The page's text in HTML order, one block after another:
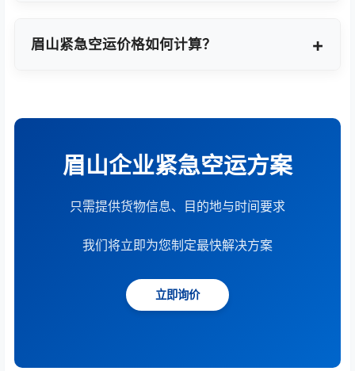
眉山紧急空运价格如何计算？
眉山企业紧急空运方案
只需提供货物信息、目的地与时间要求
我们将立即为您制定最快解决方案
立即询价